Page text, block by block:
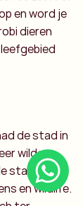
en word je
dieren
de stad in
wilde
stad
en wildlife.